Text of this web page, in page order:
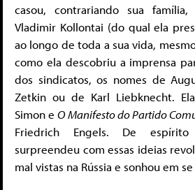
casou, contrariando sua
Vladimir Kollontai (do qual ela
ao longo de toda a sua vida,
como ela descobriu a imprensa
dos sindicatos, os nomes de
Zetkin ou de Karl Liebknecht.
Simon eO Manifesto do Partido
Friedrich Engels. De
surpreendeu com essas ideias
mal vistas na Rússia e sonhou em